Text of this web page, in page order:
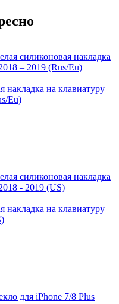
на клавиатуру
Eu)
на клавиатуру